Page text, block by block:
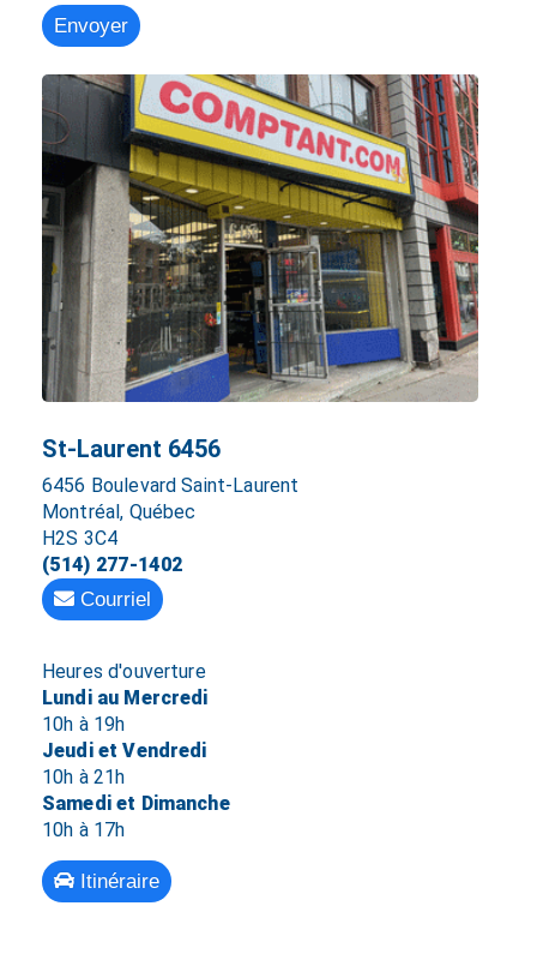
St-Laurent 6456
6456 Boulevard Saint-Laurent
Montréal, Québec
H2S 3C4
(514) 277-1402
Courriel
Heures d'ouverture
Lundi au Mercredi
10h à 19h
Jeudi et Vendredi
10h à 21h
Samedi et Dimanche
10h à 17h
Itinéraire